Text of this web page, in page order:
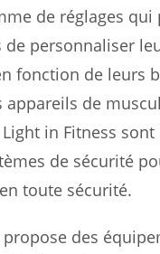
de réglages
de personnaliser
fonction de leurs
appareils de
in Fitness
de sécurité
toute sécurité.
des